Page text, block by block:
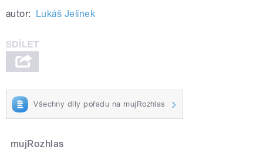
autor: Lukáš Jelínek
Všechny díly pořadu na mujRozhlas
mujRozhlas